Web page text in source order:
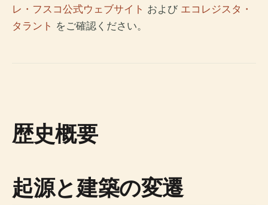
レ・フスコ公式ウェブサイト および エコレジスタ・
タラント をご確認ください。
歴史概要
起源と建築の変遷